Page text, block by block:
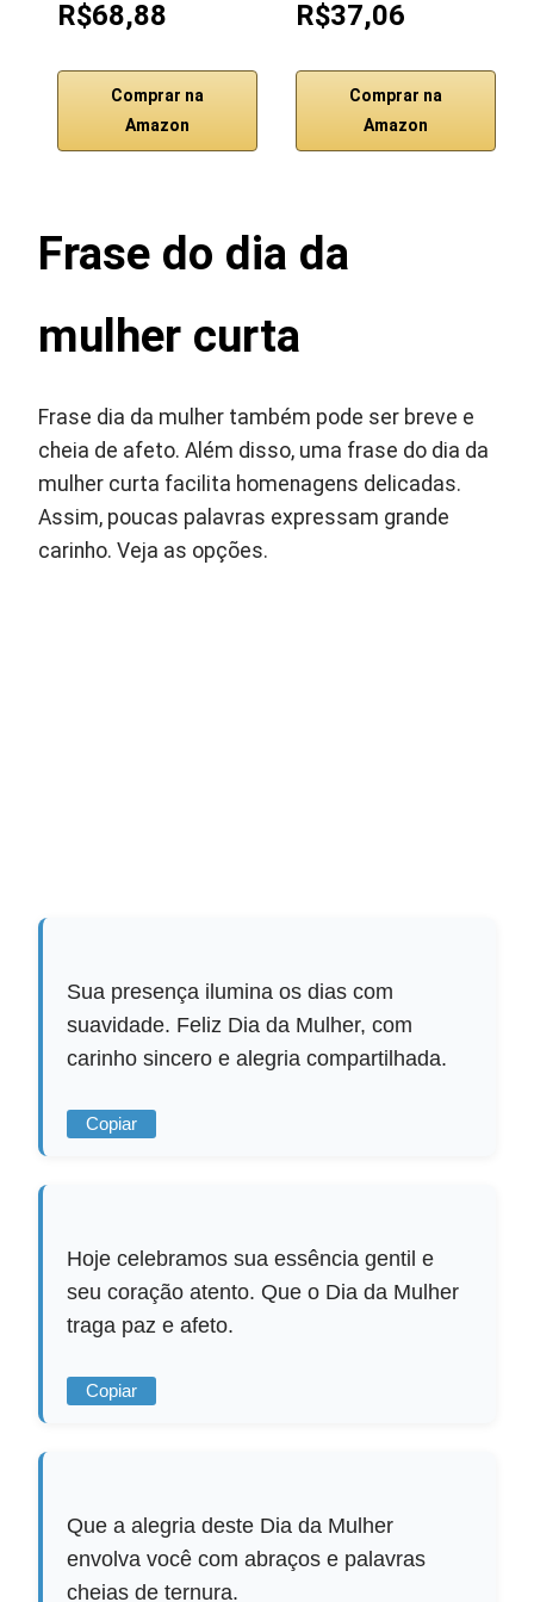
R$68,88
Comprar na
Amazon
R$37,06
Comprar na
Amazon
Frase do dia da
mulher curta
Frase dia da mulher também pode ser breve e
cheia de afeto. Além disso, uma frase do dia da
mulher curta facilita homenagens delicadas.
Assim, poucas palavras expressam grande
carinho. Veja as opções.
Sua presença ilumina os dias com
suavidade. Feliz Dia da Mulher, com
carinho sincero e alegria compartilhada.
Copiar
Hoje celebramos sua essência gentil e
seu coração atento. Que o Dia da Mulher
traga paz e afeto.
Copiar
Que a alegria deste Dia da Mulher
envolva você com abraços e palavras
cheias de ternura.